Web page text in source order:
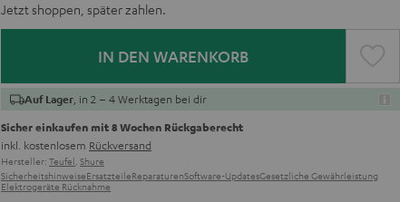
Jetzt shoppen, später zahlen.
IN DEN WARENKORB
Auf Lager , in 2 – 4 Werktagen bei dir
Sicher einkaufen mit 8 Wochen Rückgaberecht
inkl. kostenlosem Rückversand
Hersteller: Teufel, Shure
SicherheitshinweiseErsatzteileReparaturenSoftware-UpdatesGesetzliche Gewährleistung
Elektrogeräte Rücknahme